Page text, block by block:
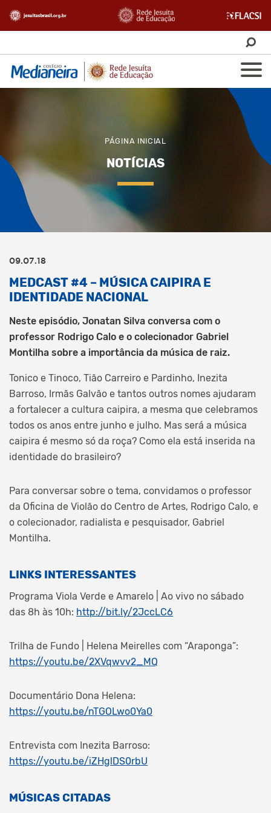
PÁGINA INICIAL
NOTÍCIAS
09.07.18
MEDCAST #4 – MÚSICA CAIPIRA E
IDENTIDADE NACIONAL
Neste episódio, Jonatan Silva conversa com o
professor Rodrigo Calo e o colecionador Gabriel
Montilha sobre a importância da música de raiz.
Tonico e Tinoco, Tião Carreiro e Pardinho, Inezita
Barroso, Irmãs Galvão e tantos outros nomes ajudaram
a fortalecer a cultura caipira, a mesma que celebramos
todos os anos entre junho e julho. Mas será a música
caipira é mesmo só da roça? Como ela está inserida na
identidade do brasileiro?
Para conversar sobre o tema, convidamos o professor
da Oficina de Violão do Centro de Artes, Rodrigo Calo, e
o colecionador, radialista e pesquisador, Gabriel
Montilha.
LINKS INTERESSANTES
Programa Viola Verde e Amarelo | Ao vivo no sábado
das 8h às 10h: http://bit.ly/2JccLC6
Trilha de Fundo | Helena Meirelles com “Araponga”:
https://youtu.be/2XVqwvv2_MQ
Documentário Dona Helena:
https://youtu.be/nTGOLwo0Ya0
Entrevista com Inezita Barroso:
https://youtu.be/iZHglDS0rbU
MÚSICAS CITADAS